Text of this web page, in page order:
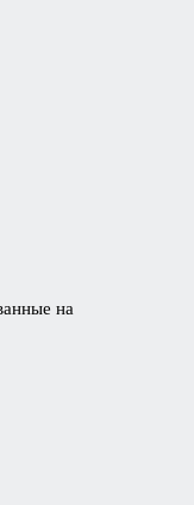
на